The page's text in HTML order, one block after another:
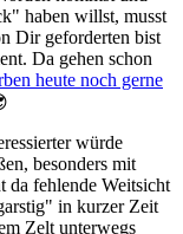
haben willst, musst
Dir geforderten bist
Da gehen schon
heute noch gerne
würde
besonders mit
da fehlende Weitsicht
in kurzer Zeit
Zelt unterwegs